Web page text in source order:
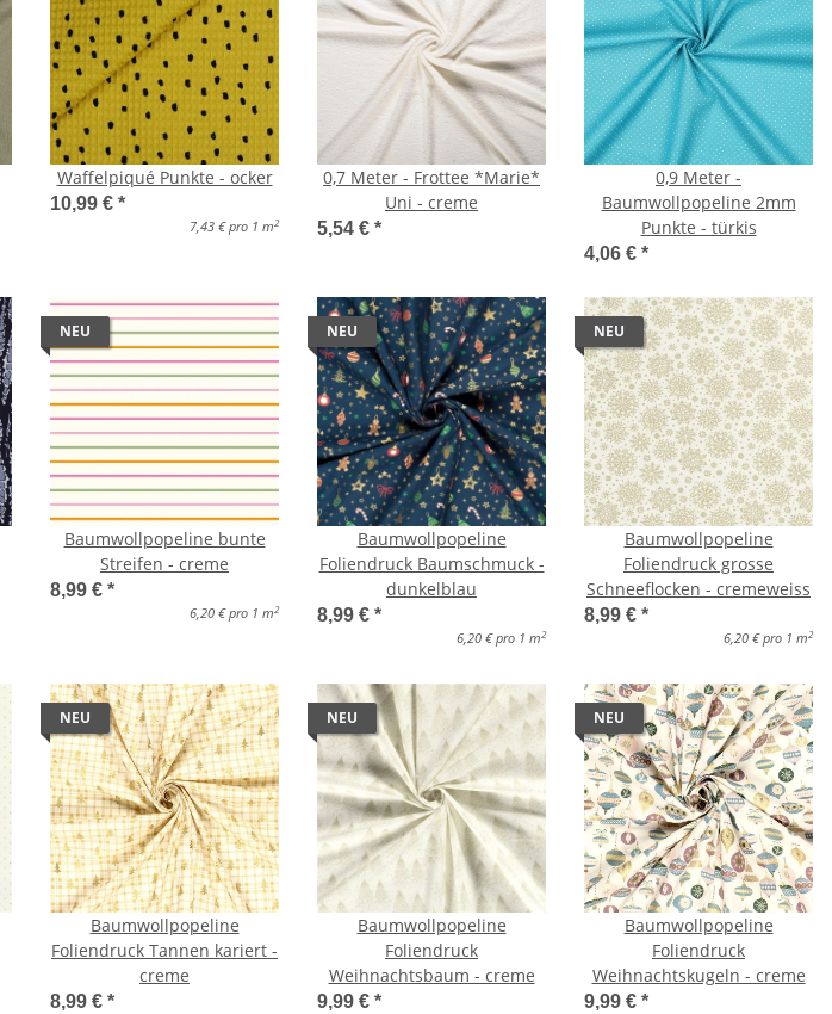
Waffelpiqué Punkte - ocker
10,99 € *
7,43 € pro 1 m2
0,7 Meter - Frottee *Marie*
Uni - creme
5,54 € *
0,9 Meter -
Baumwollpopeline 2mm
Punkte - türkis
4,06 € *
NEU
Baumwollpopeline bunte
Streifen - creme
8,99 € *
6,20 € pro 1 m2
NEU
Baumwollpopeline
Foliendruck Baumschmuck -
dunkelblau
8,99 € *
6,20 € pro 1 m2
NEU
Baumwollpopeline
Foliendruck grosse
Schneeflocken - cremeweiss
8,99 € *
6,20 € pro 1 m2
NEU
Baumwollpopeline
Foliendruck Tannen kariert -
creme
8,99 € *
NEU
Baumwollpopeline
Foliendruck
Weihnachtsbaum - creme
9,99 € *
NEU
Baumwollpopeline
Foliendruck
Weihnachtskugeln - creme
9,99 € *